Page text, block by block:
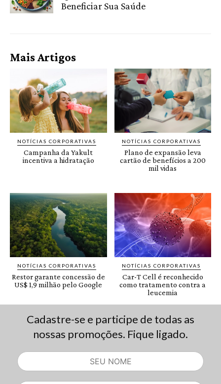
Cadastre-se e participe de todas as
nossas promoções. Fique ligado.